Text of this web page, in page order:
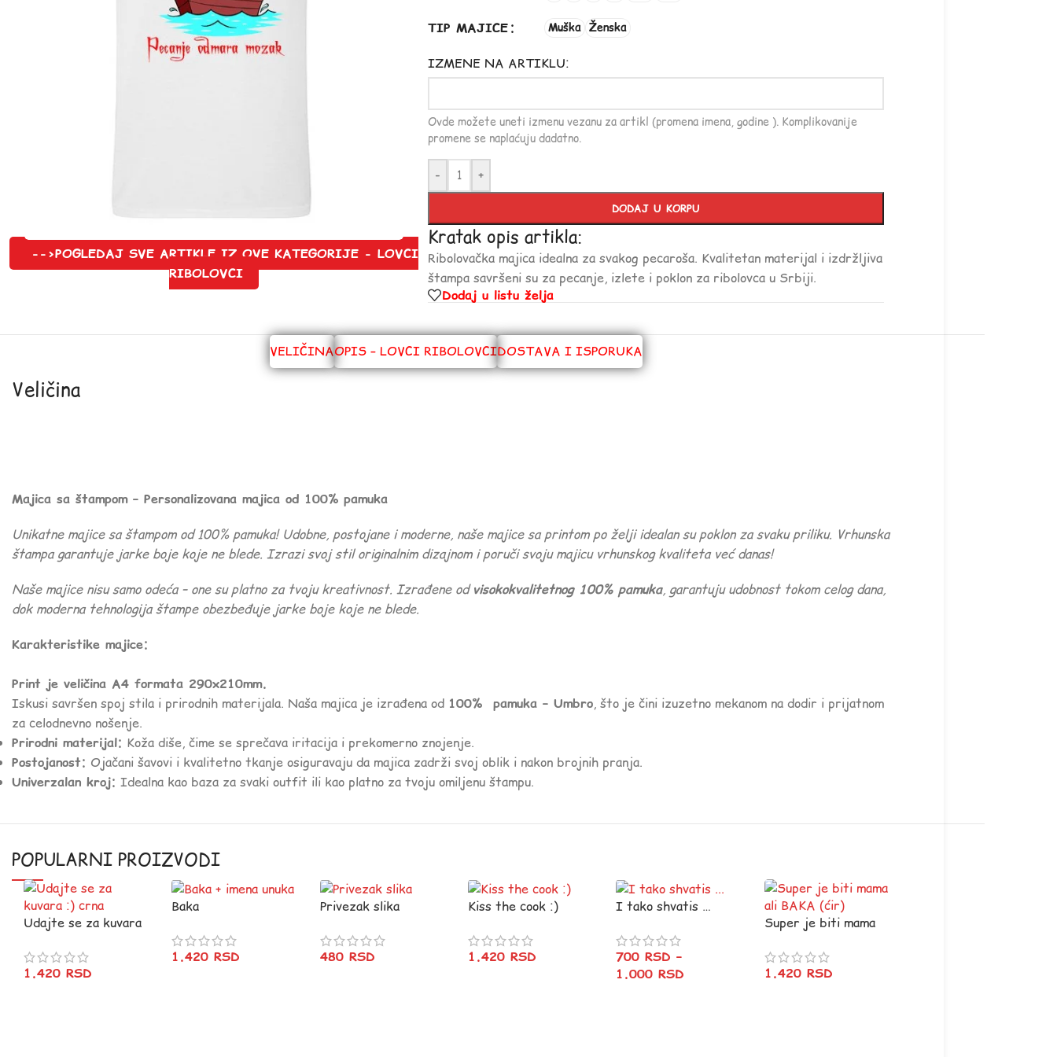
-->POGLEDAJ SVE ARTIKLE IZ OVE KATEGORIJE - LOVCI
RIBOLOVCI
TIP MAJICE Muška Ženska
IZMENE NA ARTIKLU:
Ovde možete uneti izmenu vezanu za artikl (promena imena, godine ). Komplikovanije
promene se naplaćuju dadatno.
- +
DODAJ U KORPU
Kratak opis artikla:
Ribolovačka majica idealna za svakog pecaroša. Kvalitetan materijal i izdržljiva
štampa savršeni su za pecanje, izlete i poklon za ribolovca u Srbiji.
Dodaj u listu želja
VELIČINAOPIS – LOVCI RIBOLOVCIDOSTAVA I ISPORUKA
Veličina
Majica sa štampom – Personalizovana majica od 100% pamuka
Unikatne majice sa štampom od 100% pamuka! Udobne, postojane i moderne, naše majice sa printom po želji idealan su poklon za svaku priliku. Vrhunska
štampa garantuje jarke boje koje ne blede. Izrazi svoj stil originalnim dizajnom i poruči svoju majicu vrhunskog kvaliteta već danas!
Naše majice nisu samo odeća – one su platno za tvoju kreativnost. Izrađene odvisokokvalitetnog 100% pamuka, garantuju udobnost tokom celog dana,
dok moderna tehnologija štampe obezbeđuje jarke boje koje ne blede.
Karakteristike majice:
Print je veličina A4 formata 290x210mm.
Iskusi savršen spoj stila i prirodnih materijala. Naša majica je izrađena od 100% pamuka – Umbro, što je čini izuzetno mekanom na dodir i prijatnom
za celodnevno nošenje.
Prirodni materijal: Koža diše, čime se sprečava iritacija i prekomerno znojenje.
Postojanost: Ojačani šavovi i kvalitetno tkanje osiguravaju da majica zadrži svoj oblik i nakon brojnih pranja.
Univerzalan kroj: Idealna kao baza za svaki outfit ili kao platno za tvoju omiljenu štampu.
POPULARNI PROIZVODI
Udajte se za kuvara
1.420 RSD
Baka
1.420RSD
Privezak slika
480 RSD
Kiss the cook :)
1.420 RSD
I tako shvatis …
700RSD –
1.000RSD
Super je biti mama
1.420 RSD